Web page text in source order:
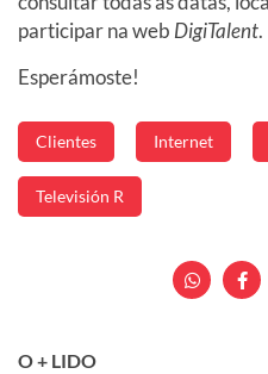
participar na web DigiTalent.
Esperámoste!
Clientes Internet
Televisión R
O + LIDO